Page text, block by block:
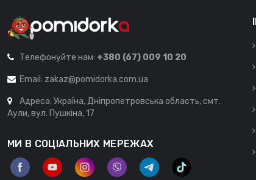
Телефонуйте нам: +380 (67) 009 10 20
Email: zakaz@pomidorka.com.ua
Адреса: Україна, Дніпропетровська область, смт.
Аули, вул. Пушкіна, 17
МИ В СОЦІАЛЬНИХ МЕРЕЖАХ